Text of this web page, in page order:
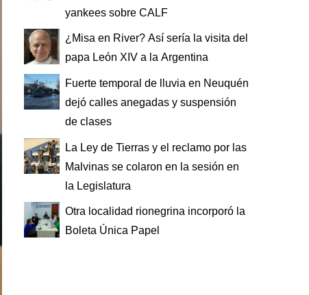
yankees sobre CALF
¿Misa en River? Así sería la visita del
papa León XIV a la Argentina
Fuerte temporal de lluvia en Neuquén
dejó calles anegadas y suspensión
de clases
La Ley de Tierras y el reclamo por las
Malvinas se colaron en la sesión en
la Legislatura
Otra localidad rionegrina incorporó la
Boleta Única Papel